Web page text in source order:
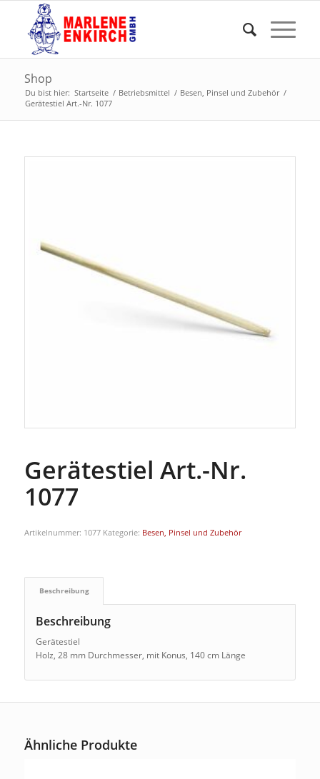
Shop
Du bist hier: Startseite / Betriebsmittel / Besen, Pinsel und Zubehör /
Gerätestiel Art.-Nr. 1077
Gerätestiel Art.-Nr.
1077
Artikelnummer: 1077 Kategorie: Besen, Pinsel und Zubehör
Beschreibung
Beschreibung
Gerätestiel
Holz, 28 mm Durchmesser, mit Konus, 140 cm Länge
Ähnliche Produkte